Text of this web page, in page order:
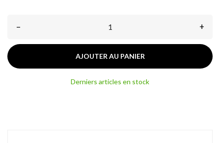
– +
AJOUTER AU PANIER
Derniers articles en stock